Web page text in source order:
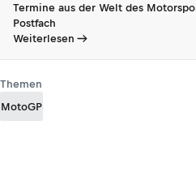
Termine aus der Welt des
Postfach
Weiterlesen
Themen
MotoGP